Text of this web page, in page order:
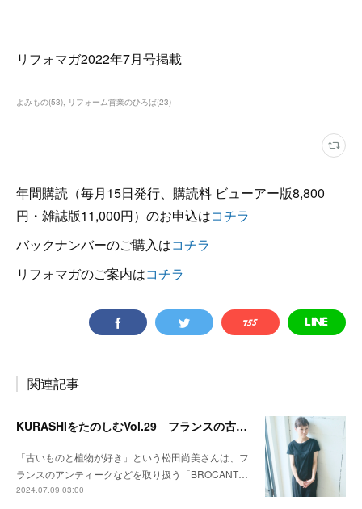
リフォマガ2022年7月号掲載
よみもの(53) リフォーム営業のひろば(23)
年間購読（毎月15日発行、購読料 ビューアー版8,800
円・雑誌版11,000円）のお申込はコチラ
バックナンバーのご購入はコチラ
リフォマガのご案内はコチラ
関連記事
KURASHIをたのしむVol.29 フランスの古き良き雰囲気をアンティークで伝えたい
「古いものと植物が好き」という松田尚美さんは、フ
ランスのアンティークなどを取り扱う「BROCANT…
2024.07.09 03:00